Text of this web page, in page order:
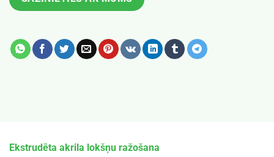
Ekstrudēta akrila lokšņu ražošana